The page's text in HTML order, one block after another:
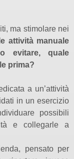
ma stimolare nei
attività manuale
evitare, quale
prima?
a un’attività
in un esercizio
possibili
e collegarle a
pensato per